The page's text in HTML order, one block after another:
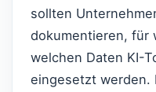
sollten
dokumentieren, für
welchen Daten KI-
eingesetzt werden.